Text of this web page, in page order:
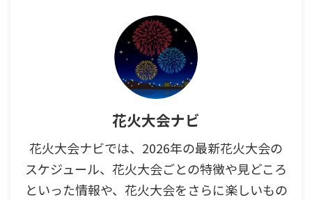
花火大会ナビ
花火大会ナビでは、2026年の最新花火大会の
スケジュール、花火大会ごとの特徴や見どころ
といった情報や、花火大会をさらに楽しいもの